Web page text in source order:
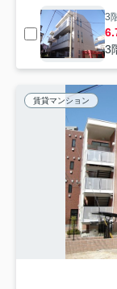
3
3
賃貸マンション